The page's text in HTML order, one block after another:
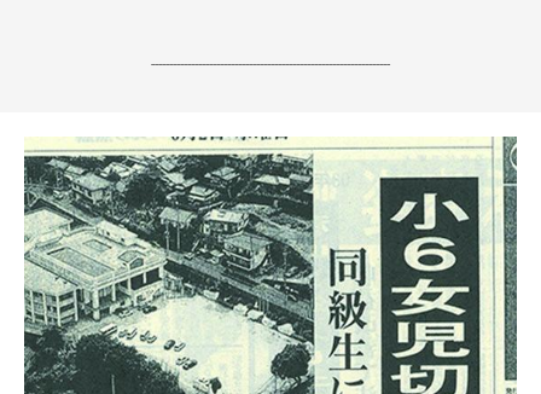
------------------------------------------------------------------